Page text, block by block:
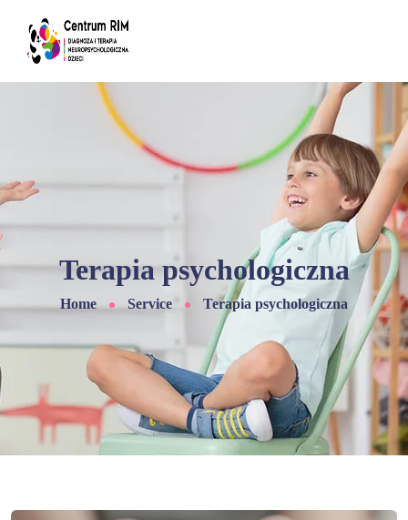
Terapia psychologiczna
Home Service Terapia psychologiczna